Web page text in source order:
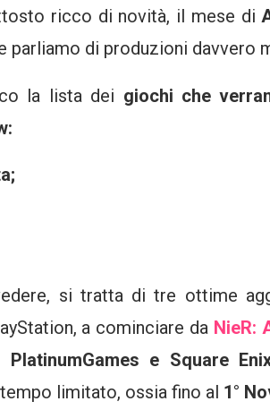
ricco di novità, il mese di
parliamo di produzioni davvero
la lista dei giochi che
si tratta di tre ottime
a cominciare da NieR:
PlatinumGames e Square
limitato, ossia fino al 1°